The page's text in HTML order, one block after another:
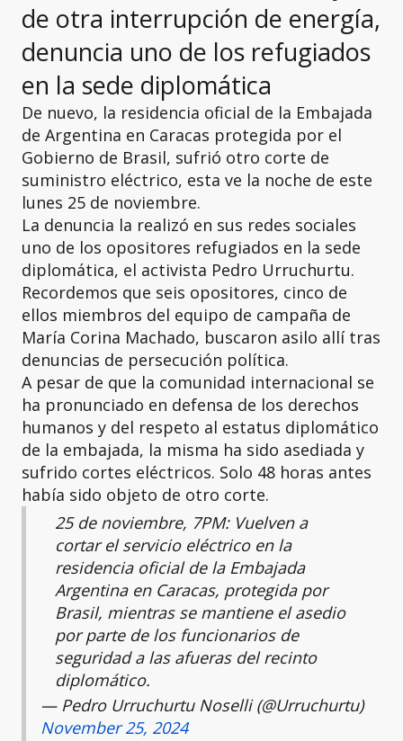
de otra interrupción de energía,
denuncia uno de los refugiados
en la sede diplomática
De nuevo, la residencia oficial de la Embajada
de Argentina en Caracas protegida por el
Gobierno de Brasil, sufrió otro corte de
suministro eléctrico, esta ve la noche de este
lunes 25 de noviembre.
La denuncia la realizó en sus redes sociales
uno de los opositores refugiados en la sede
diplomática, el activista Pedro Urruchurtu.
Recordemos que seis opositores, cinco de
ellos miembros del equipo de campaña de
María Corina Machado, buscaron asilo allí tras
denuncias de persecución política.
A pesar de que la comunidad internacional se
ha pronunciado en defensa de los derechos
humanos y del respeto al estatus diplomático
de la embajada, la misma ha sido asediada y
sufrido cortes eléctricos. Solo 48 horas antes
había sido objeto de otro corte.
25 de noviembre, 7PM: Vuelven a
cortar el servicio eléctrico en la
residencia oficial de la Embajada
Argentina en Caracas, protegida por
Brasil, mientras se mantiene el asedio
por parte de los funcionarios de
seguridad a las afueras del recinto
diplomático.
— Pedro Urruchurtu Noselli (@Urruchurtu)
November 25, 2024